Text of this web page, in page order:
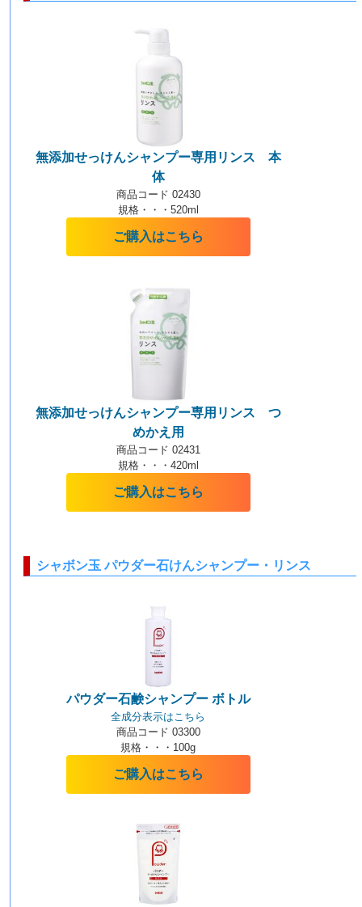
無添加せっけんシャンプー専用リンス 本
体
商品コード 02430
規格・・・520ml
ご購入はこちら
無添加せっけんシャンプー専用リンス つ
めかえ用
商品コード 02431
規格・・・420ml
ご購入はこちら
シャボン玉 パウダー石けんシャンプー・リンス
パウダー石鹸シャンプー ボトル
全成分表示はこちら
商品コード 03300
規格・・・100g
ご購入はこちら